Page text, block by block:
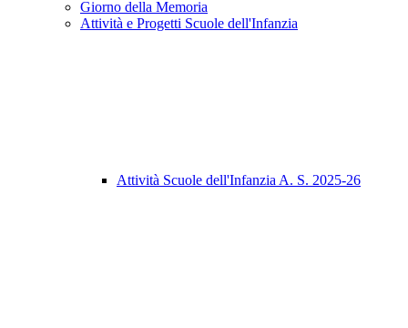
Giorno della Memoria
Attività e Progetti Scuole dell'Infanzia
Attività Scuole dell'Infanzia A. S. 2025-26